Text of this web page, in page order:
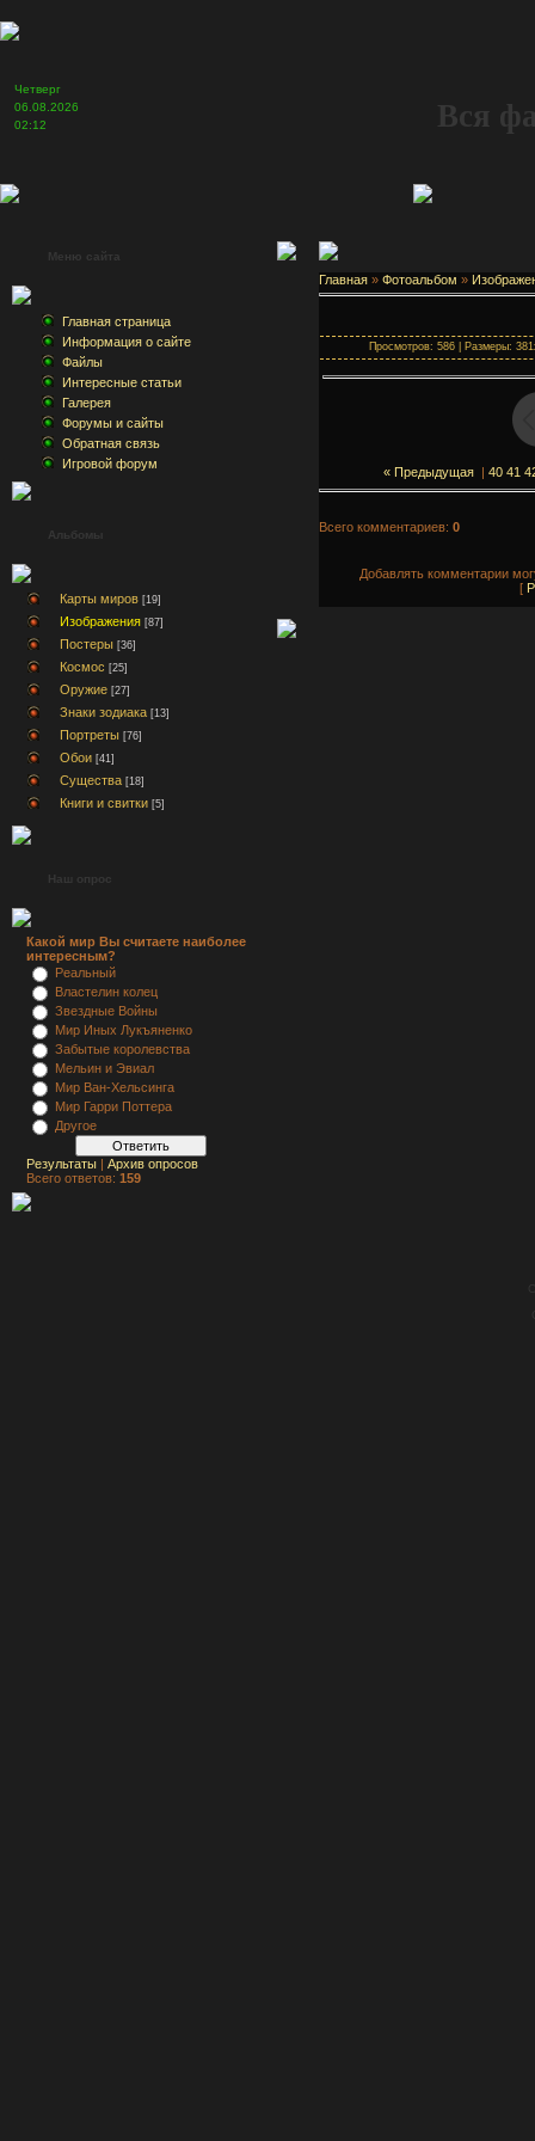
Четверг
06.08.2026
02:12
Вся
Меню сайта
Главная страница
Информация о сайте
Файлы
Интересные статьи
Галерея
Форумы и сайты
Обратная связь
Игровой форум
Альбомы
Карты миров [19]
Изображения [87]
Постеры [36]
Космос [25]
Оружие [27]
Знаки зодиака [13]
Портреты [76]
Обои [41]
Существа [18]
Книги и свитки [5]
Наш опрос
Какой мир Вы считаете наиболее
интересным?
Реальный
Властелин колец
Звездные Войны
Мир Иных Лукъяненко
Забытые королевства
Мельин и Эвиал
Мир Ван-Хельсинга
Мир Гарри Поттера
Другое
Результаты | Архив опросов
Всего ответов: 159
Главная » Фотоальбом »
Просмотров: 586 | Размеры:
« Предыдущая | 40 41
Всего комментариев: 0
Добавлять комментарии
[